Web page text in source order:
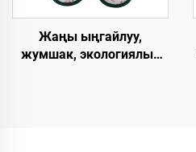
Жаңы ыңгайлуу,
жумшак, экологиялык